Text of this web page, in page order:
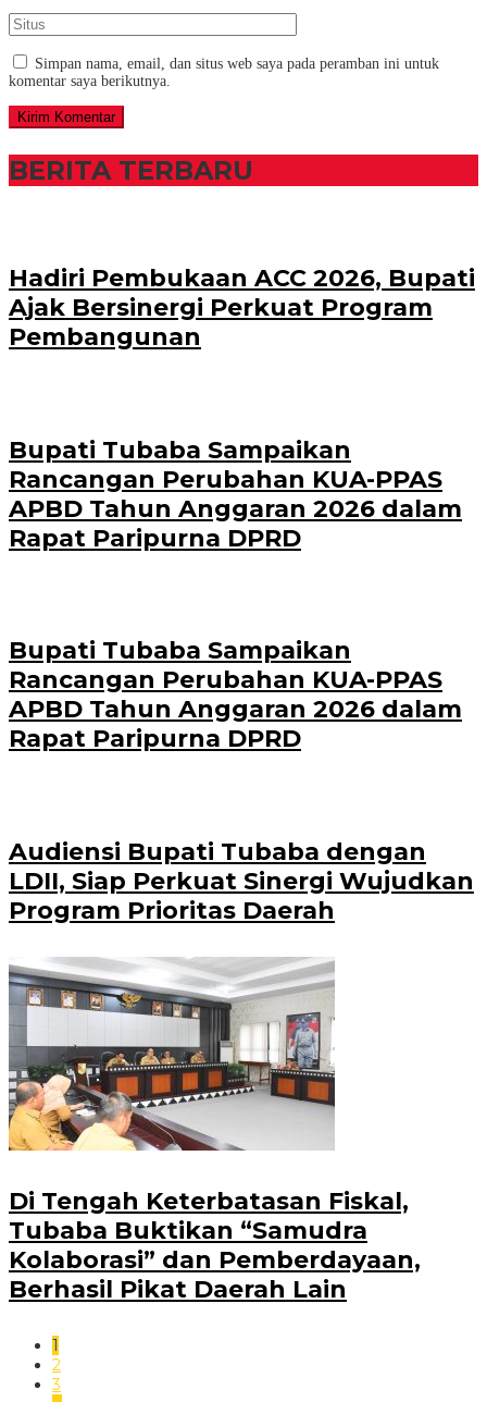
Simpan nama, email, dan situs web saya pada peramban ini untuk
komentar saya berikutnya.
BERITA TERBARU
Hadiri Pembukaan ACC 2026, Bupati
Ajak Bersinergi Perkuat Program
Pembangunan
Bupati Tubaba Sampaikan
Rancangan Perubahan KUA-PPAS
APBD Tahun Anggaran 2026 dalam
Rapat Paripurna DPRD
Bupati Tubaba Sampaikan
Rancangan Perubahan KUA-PPAS
APBD Tahun Anggaran 2026 dalam
Rapat Paripurna DPRD
Audiensi Bupati Tubaba dengan
LDII, Siap Perkuat Sinergi Wujudkan
Program Prioritas Daerah
Di Tengah Keterbatasan Fiskal,
Tubaba Buktikan “Samudra
Kolaborasi” dan Pemberdayaan,
Berhasil Pikat Daerah Lain
1
2
3